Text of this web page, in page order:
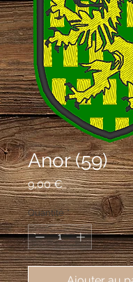
Anor (59)
9,00 €Prix
Quantité *